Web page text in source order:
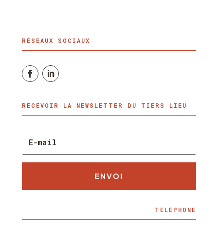
RÉSEAUX SOCIAUX
RECEVOIR LA NEWSLETTER DU TIERS LIEU
ENVOI
TÉLÉPHONE